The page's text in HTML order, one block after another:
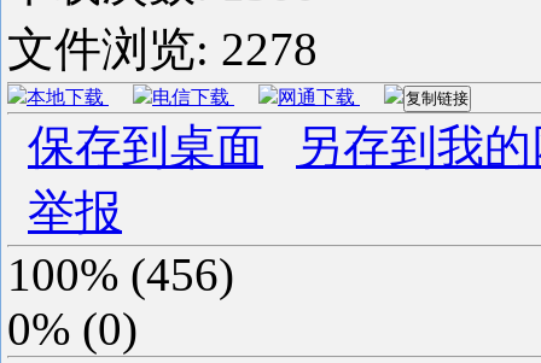
文件浏览: 2278
本地下载 电信下载 网通下载 复制链接
保存到桌面
另存到我
举报
100% (456)
0% (0)